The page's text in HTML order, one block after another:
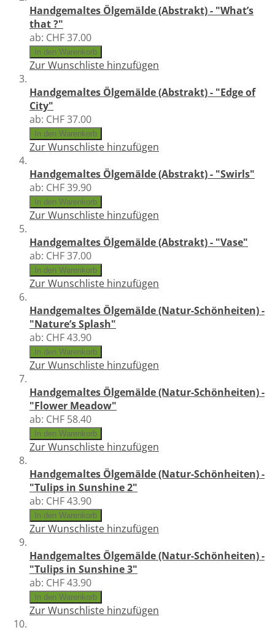
Handgemaltes Ölgemälde (Abstrakt) - "What’s
that ?"
ab: CHF 37.00
In den Warenkorb
Zur Wunschliste hinzufügen
Handgemaltes Ölgemälde (Abstrakt) - "Edge of
City"
ab: CHF 37.00
In den Warenkorb
Zur Wunschliste hinzufügen
Handgemaltes Ölgemälde (Abstrakt) - "Swirls"
ab: CHF 39.90
In den Warenkorb
Zur Wunschliste hinzufügen
Handgemaltes Ölgemälde (Abstrakt) - "Vase"
ab: CHF 37.00
In den Warenkorb
Zur Wunschliste hinzufügen
Handgemaltes Ölgemälde (Natur-Schönheiten) -
"Nature’s Splash"
ab: CHF 43.90
In den Warenkorb
Zur Wunschliste hinzufügen
Handgemaltes Ölgemälde (Natur-Schönheiten) -
"Flower Meadow"
ab: CHF 58.40
In den Warenkorb
Zur Wunschliste hinzufügen
Handgemaltes Ölgemälde (Natur-Schönheiten) -
"Tulips in Sunshine 2"
ab: CHF 43.90
In den Warenkorb
Zur Wunschliste hinzufügen
Handgemaltes Ölgemälde (Natur-Schönheiten) -
"Tulips in Sunshine 3"
ab: CHF 43.90
In den Warenkorb
Zur Wunschliste hinzufügen